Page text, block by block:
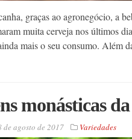
graças ao agronegócio, a
muita cerveja nos últimos
mais o seu consumo. Além
monásticas
de agosto de 2017 Variedades